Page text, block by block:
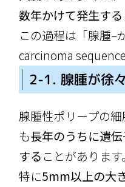
数年かけて発生する
この過程は「腺腫–
carcinoma
2-1. 腺腫が徐
腺腫性ポリープの
も長年のうちに遺
する ことがあります。
特に5mm以上の大